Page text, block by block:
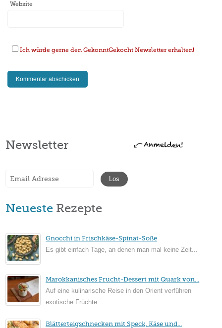
Website
Ich würde gerne den GekonntGekocht Newsletter erhalten!
Newsletter
Neueste Rezepte
Gnocchi in Frischkäse-Spinat-Soße
Es gibt einfach Tage, an denen man mal keine Zeit...
Marokkanisches Frucht-Dessert mit Quark von...
Auf eine kulinarische Reise in den Orient verführen
exotische Früchte...
Blätterteigschnecken mit Speck, Käse und...